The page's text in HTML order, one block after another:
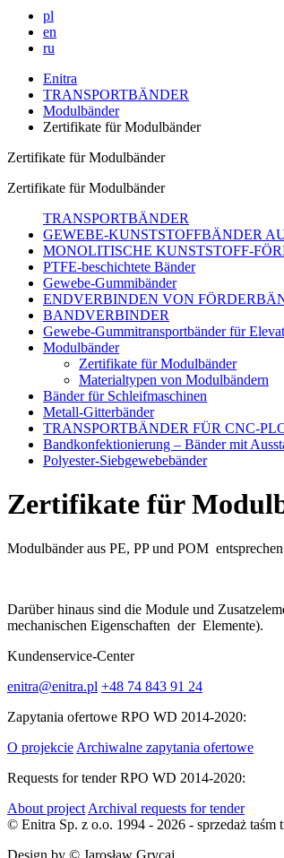
pl
en
ru
Enitra
TRANSPORTBÄNDER
Modulbänder
Zertifikate für Modulbänder
Zertifikate für Modulbänder
Zertifikate für Modulbänder
TRANSPORTBÄNDER
GEWEBE-KUNSTSTOFFBÄNDER
MONOLITISCHE KUNSTSTOFF-
PTFE-beschichtete Bänder
Gewebe-Gummibänder
ENDVERBINDEN VON
BANDVERBINDER
Gewebe-Gummitransportbänder für
Modulbänder
Zertifikate für Modulbänder
Materialtypen von Modulbändern
Bänder für Schleifmaschinen
Metall-Gitterbänder
TRANSPORTBÄNDER FÜR CNC-
Bandkonfektionierung – Bänder mit
Polyester-Siebgewebebänder
Zertifikate für
Modulbänder aus PE, PP und POM
Darüber hinaus sind die Module und
mechanischen Eigenschaften der Elemente).
Kundenservice-Center
enitra@enitra.pl +48 74 843 91 24
Zapytania ofertowe RPO WD 2014-2020:
O projekcie Archiwalne zapytania ofertowe
Requests for tender RPO WD 2014-2020:
About project Archival requests for tender
© Enitra Sp. z o.o. 1994 - 2026 - sprzedaż taśm
Design by © Jarosław Grycaj